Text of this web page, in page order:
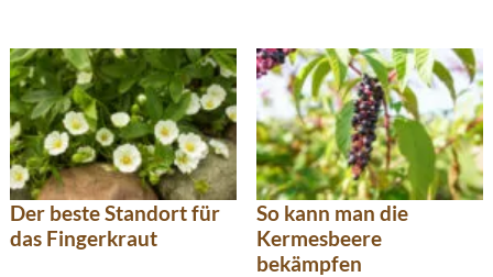
Der beste Standort für
das Fingerkraut
So kann man die
Kermesbeere
bekämpfen